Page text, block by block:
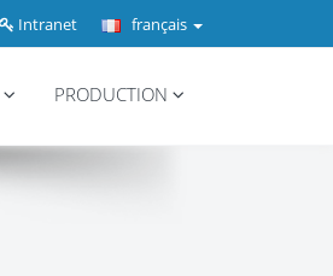
français
Intranet
PRODUCTION